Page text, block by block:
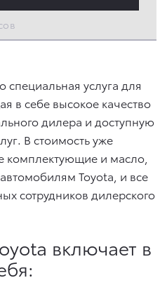
специальная услуга для
в себе высокое качество
дилера и доступную
В стоимость уже
и масло,
Toyota, и все
сотрудников дилерского
включает в